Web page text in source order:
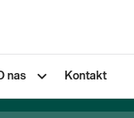
nas Kontakt